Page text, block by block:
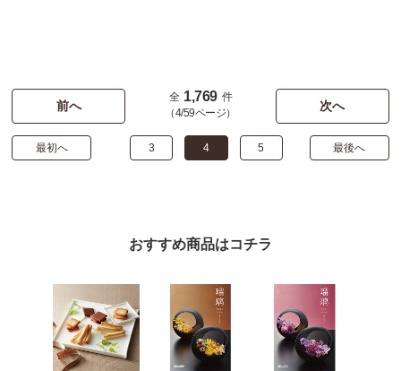
前へ 次へ
全 1,769 件
（4/59ページ）
最初へ 3 4 5 最後へ
おすすめ商品はコチラ